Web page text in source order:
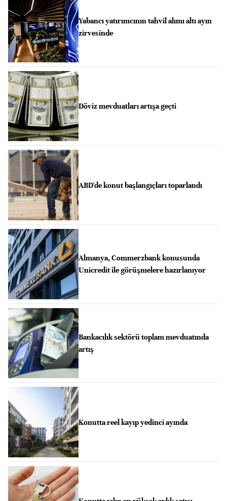
Yabancı yatırımcının tahvil alımı altı ayın
zirvesinde
Döviz mevduatları artışa geçti
ABD'de konut başlangıçları toparlandı
Almanya, Commerzbank konusunda
Unicredit ile görüşmelere hazırlanıyor
Bankacılık sektörü toplam mevduatında
artış
Konutta reel kayıp yedinci ayında